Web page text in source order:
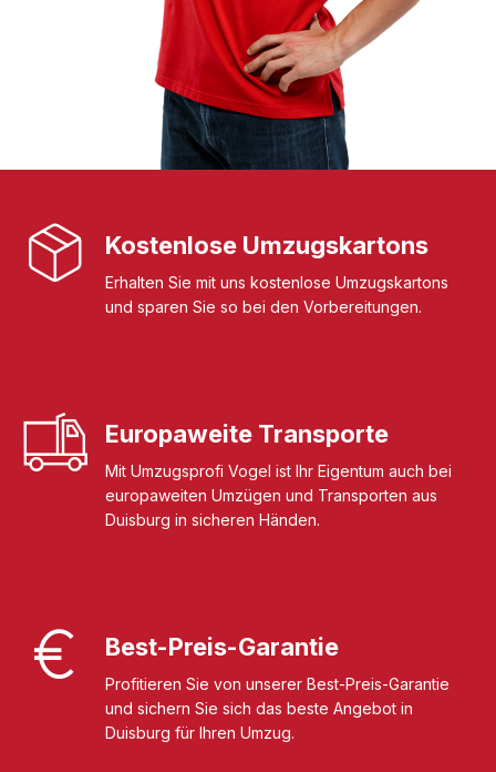
Kostenlose Umzugskartons
Erhalten Sie mit uns kostenlose Umzugskartons
und sparen Sie so bei den Vorbereitungen.
Europaweite Transporte
Mit Umzugsprofi Vogel ist Ihr Eigentum auch bei
europaweiten Umzügen und Transporten aus
Duisburg in sicheren Händen.
Best-Preis-Garantie
Profitieren Sie von unserer Best-Preis-Garantie
und sichern Sie sich das beste Angebot in
Duisburg für Ihren Umzug.